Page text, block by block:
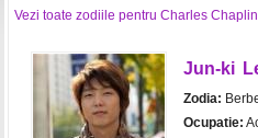
Vezi toate zodiile pentru Charles Chaplin
Jun-ki
Zodia:
Ocupatie: